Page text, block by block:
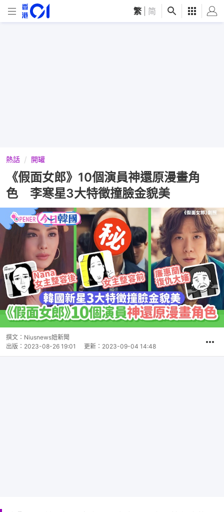
繁 简
熱話 開罐
《假面女郎》10個演員神還原漫畫角
色 李寒星3大特徵撞臉金貌美
撰文： Niusnews妞新聞
出版： 2023-08-26 19:01 更新： 2023-09-04 14:48